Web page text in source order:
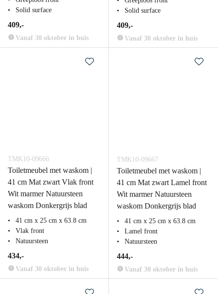
Solid surface
409,-
Vanaf 30 oktober in huis
Solid surface
409,-
Vanaf 30 oktober in huis
TMK10-09666
Toiletmeubel met waskom |
41 cm Mat zwart Vlak front
Wit marmer Natuursteen
waskom Donkergrijs blad
41 cm x 25 cm x 63.8 cm
Vlak front
Natuursteen
434,-
Vanaf 30 oktober in huis
TMK10-09667
Toiletmeubel met waskom |
41 cm Mat zwart Lamel front
Wit marmer Natuursteen
waskom Donkergrijs blad
41 cm x 25 cm x 63.8 cm
Lamel front
Natuursteen
444,-
Vanaf 30 oktober in huis